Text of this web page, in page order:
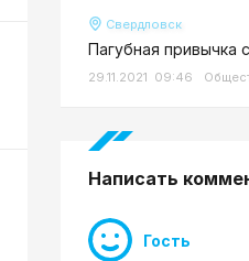
Свердловск
Пагубная привычка
29.11.2021 09:46
Написать
Гость